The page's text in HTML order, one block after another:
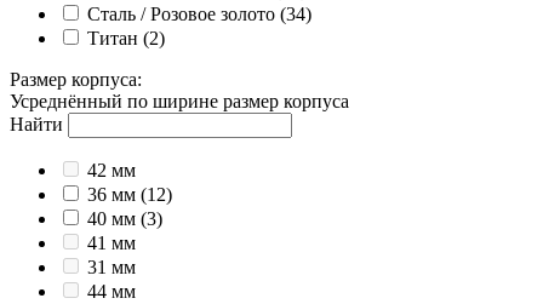
Сталь / Розовое золото (34)
Титан (2)
Размер корпуса:
Усреднённый по ширине размер корпуса
Найти
42 мм
36 мм (12)
40 мм (3)
41 мм
31 мм
44 мм